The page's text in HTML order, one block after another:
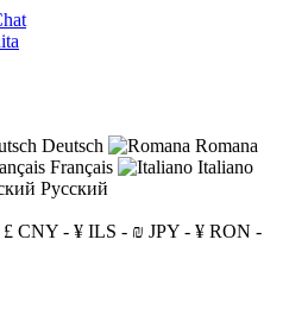
Deutsch
Romana
Français
Italiano
Русский
£ CNY - ¥ ILS - ₪ JPY - ¥ RON -